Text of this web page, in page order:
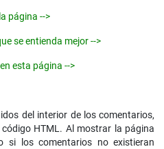
página -->
se entienda mejor -->
esta página -->
del interior de los comentarios,
HTML. Al mostrar la página
si los comentarios no existieran